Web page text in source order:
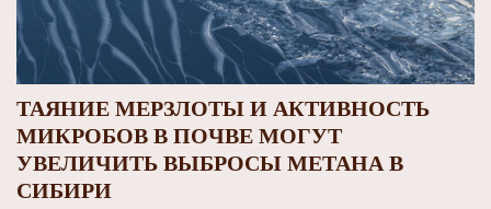
ТАЯНИЕ МЕРЗЛОТЫ И АКТИВНОСТЬ
МИКРОБОВ В ПОЧВЕ МОГУТ
УВЕЛИЧИТЬ ВЫБРОСЫ МЕТАНА В
СИБИРИ